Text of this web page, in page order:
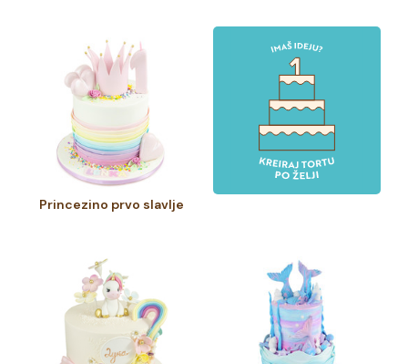
Princezino prvo slavlje